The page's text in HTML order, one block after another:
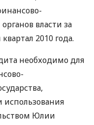
власти за
2010 года.
необходимо для
использования
Юлии